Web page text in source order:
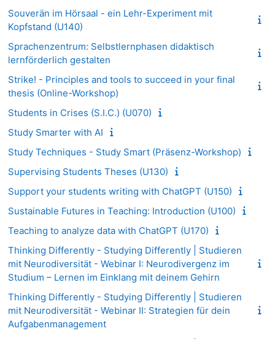
Souverän im Hörsaal - ein Lehr-Experiment mit
Kopfstand (U140)
Sprachenzentrum: Selbstlernphasen didaktisch
lernförderlich gestalten
Strike! - Principles and tools to succeed in your final
thesis (Online-Workshop)
Students in Crises (S.I.C.) (U070)
Study Smarter with AI
Study Techniques - Study Smart (Präsenz-Workshop)
Supervising Students Theses (U130)
Support your students writing with ChatGPT (U150)
Sustainable Futures in Teaching: Introduction (U100)
Teaching to analyze data with ChatGPT (U170)
Thinking Differently - Studying Differently | Studieren
mit Neurodiversität - Webinar I: Neurodivergenz im
Studium – Lernen im Einklang mit deinem Gehirn
Thinking Differently - Studying Differently | Studieren
mit Neurodiversität - Webinar II: Strategien für dein
Aufgabenmanagement